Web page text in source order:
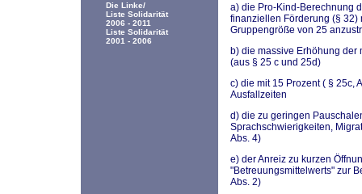
Die Linke/
Liste Solidarität
2006 - 2011
Liste Solidarität
2001 - 2006
a) die Pro-Kind-Berechnung
finanziellen Förderung (§ 32)
Gruppengröße von 25
b) die massive Erhöhung
(aus § 25 c und 25d)
c) die mit 15 Prozent ( § 25c,
Ausfallzeiten
d) die zu geringen
Sprachschwierigkeiten,
Abs. 4)
e) der Anreiz zu kurzen
"Betreuungsmittelwerts" zur
Abs. 2)